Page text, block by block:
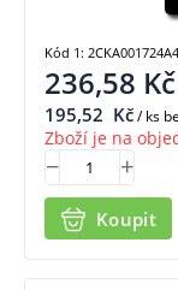
236,58 Kč
195,52 Kč/ ks
Zboží je na
Koupit
Kód 1: